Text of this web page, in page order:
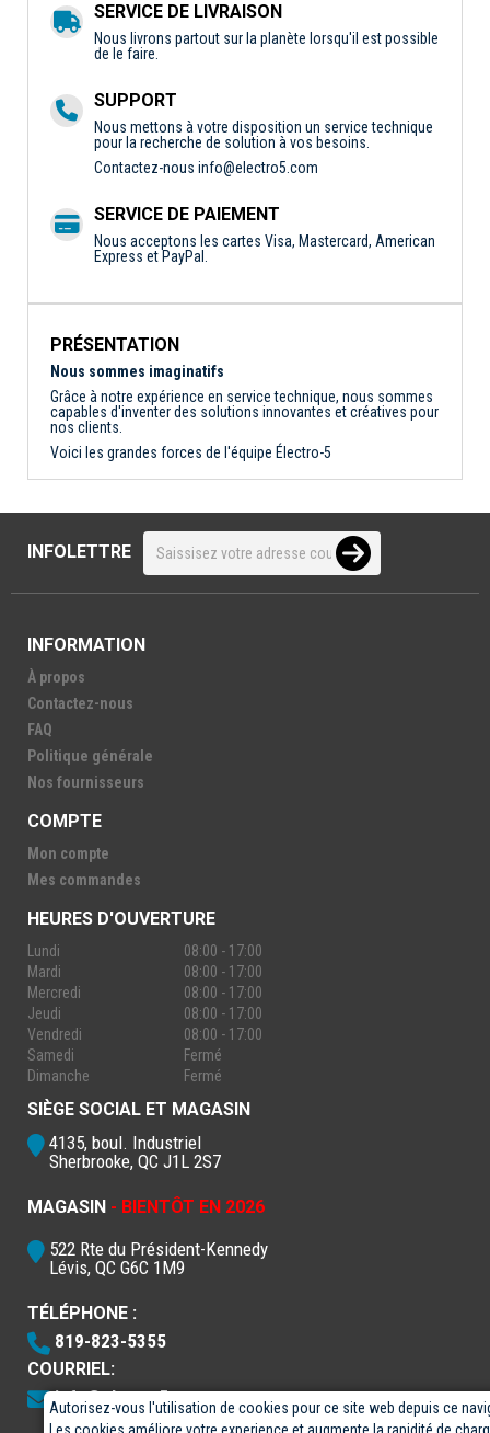
Autorisez-vous l'utilisation de cookies pour ce site web depuis ce
SERVICE DE LIVRAISON
Nous livrons partout sur la planète lorsqu'il est possible
de le faire.
SUPPORT
Nous mettons à votre disposition un service technique
pour la recherche de solution à vos besoins.
Contactez-nous info@electro5.com
SERVICE DE PAIEMENT
Nous acceptons les cartes Visa, Mastercard, American
Express et PayPal.
PRÉSENTATION
Nous sommes imaginatifs
Grâce à notre expérience en service technique, nous sommes
capables d'inventer des solutions innovantes et créatives pour
nos clients.
Voici les grandes forces de l'équipe Électro-5
INFOLETTRE
INFORMATION
À propos
Contactez-nous
FAQ
Politique générale
Nos fournisseurs
COMPTE
Mon compte
Mes commandes
HEURES D'OUVERTURE
Lundi
08:00 - 17:00
Mardi
08:00 - 17:00
Mercredi
08:00 - 17:00
Jeudi
08:00 - 17:00
Vendredi
08:00 - 17:00
Samedi
Fermé
Dimanche
Fermé
SIÈGE SOCIAL ET MAGASIN
4135, boul. Industriel
Sherbrooke, QC J1L 2S7
MAGASIN - BIENTÔT EN 2026
522 Rte du Président-Kennedy
Lévis, QC G6C 1M9
TÉLÉPHONE :
819-823-5355
COURRIEL:
info@electro5.com